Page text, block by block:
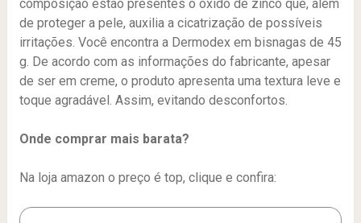
composição estão presentes o óxido de zinco que, além
de proteger a pele, auxilia a cicatrização de possíveis
irritações. Você encontra a Dermodex em bisnagas de 45
g. De acordo com as informações do fabricante, apesar
de ser em creme, o produto apresenta uma textura leve e
toque agradável. Assim, evitando desconfortos.
Onde comprar mais barata?
Na loja amazon o preço é top, clique e confira: